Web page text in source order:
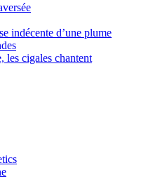
indécente d’une plume
les cigales chantent